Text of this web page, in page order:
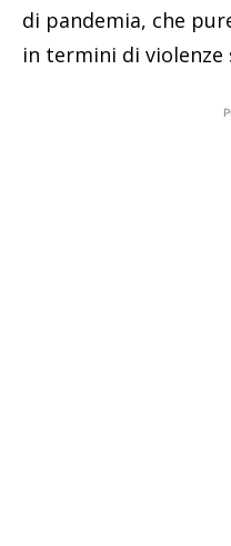
di pandemia, che
in termini di violenze